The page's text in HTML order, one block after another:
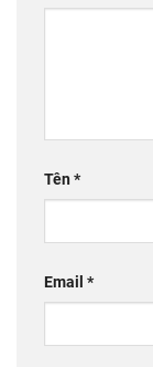
Tên*
Email *